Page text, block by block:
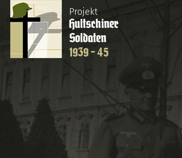
Projekt
Hultschiner
Soldaten
1939 - 45